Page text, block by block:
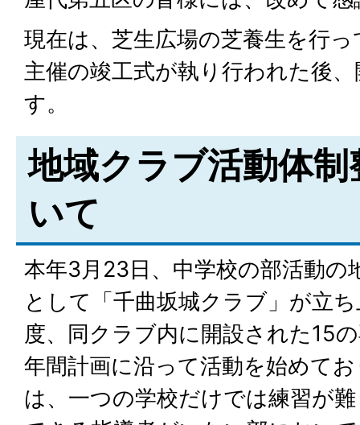
現在は、芝生広場の芝養生を行
主催の竣工式が執り行われた後
す。
地域クラブ活動体
いて
本年3月23日、中学校の部活動の
として「千曲坂城クラブ」が立
度、同クラブ内に開設された15
年間計画に沿って活動を始めて
は、一つの学校だけでは練習が